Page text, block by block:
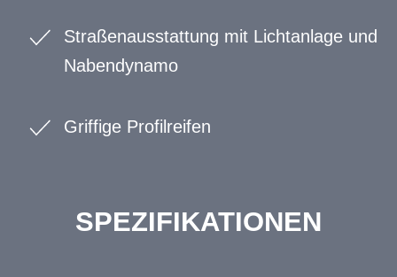
Straßenausstattung mit Lichtanlage und
Nabendynamo
Griffige Profilreifen
SPEZIFIKATIONEN